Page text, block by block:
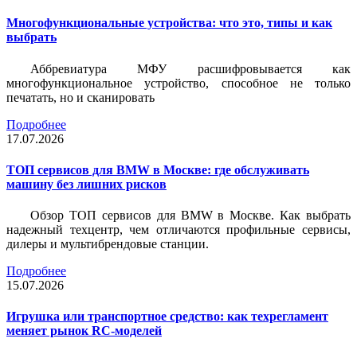
Многофункциональные устройства: что это, типы и как
выбрать
Аббревиатура МФУ расшифровывается как
многофункциональное устройство, способное не только
печатать, но и сканировать
Подробнее
17.07.2026
ТОП сервисов для BMW в Москве: где обслуживать
машину без лишних рисков
Обзор ТОП сервисов для BMW в Москве. Как выбрать
надежный техцентр, чем отличаются профильные сервисы,
дилеры и мультибрендовые станции.
Подробнее
15.07.2026
Игрушка или транспортное средство: как техрегламент
меняет рынок RC-моделей